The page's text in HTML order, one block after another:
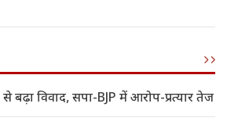
से बढ़ा विवाद, सपा-BJP में आरोप-प्रत्यार तेज